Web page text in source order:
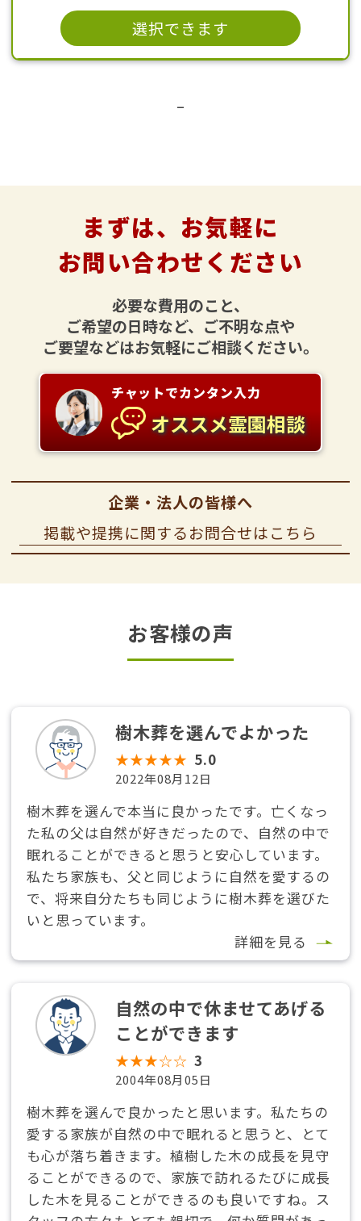
選択できます
–
まずは、お気軽に
お問い合わせください
必要な費用のこと、
ご希望の日時など、ご不明な点や
ご要望などはお気軽にご相談ください。
チャットでカンタン入力
オススメ霊園相談
企業・法人の皆様へ
掲載や提携に関するお問合せはこちら
お客様の声
樹木葬を選んでよかった
★★★★★ 5.0
2022年08月12日
詳細を見る
樹木葬を選んで本当に良かったです。亡くなっ
た私の父は自然が好きだったので、自然の中で
眠れることができると思うと安心しています。
私たち家族も、父と同じように自然を愛するの
で、将来自分たちも同じように樹木葬を選びた
いと思っています。
自然の中で休ませてあげる
ことができます
★★★☆☆ 3
2004年08月05日
樹木葬を選んで良かったと思います。私たちの
愛する家族が自然の中で眠れると思うと、とて
も心が落ち着きます。植樹した木の成長を見守
ることができるので、家族で訪れるたびに成長
した木を見ることができるのも良いですね。ス